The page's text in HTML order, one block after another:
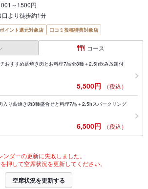
～1500円
より徒歩約1分
イント還元対象店 口コミ投稿特典対象店
コース
おすすめ薪焼き肉とお料理7品全8種＋2.5h飲み放題付
5,500円 （税込）
入り薪焼き肉3種盛合せと料理7品＋2.5hスパークリング
6,500円 （税込）
ンダーの更新に失敗しました。
押して空席状況を更新してください。
空席状況を更新する